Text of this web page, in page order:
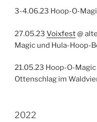
3-4.06.23 Hoop-O-
27.05.23 Voixfest@
Magic und Hula-Hoop-
21.05.23 Hoop-O-
Ottenschlag im
2022